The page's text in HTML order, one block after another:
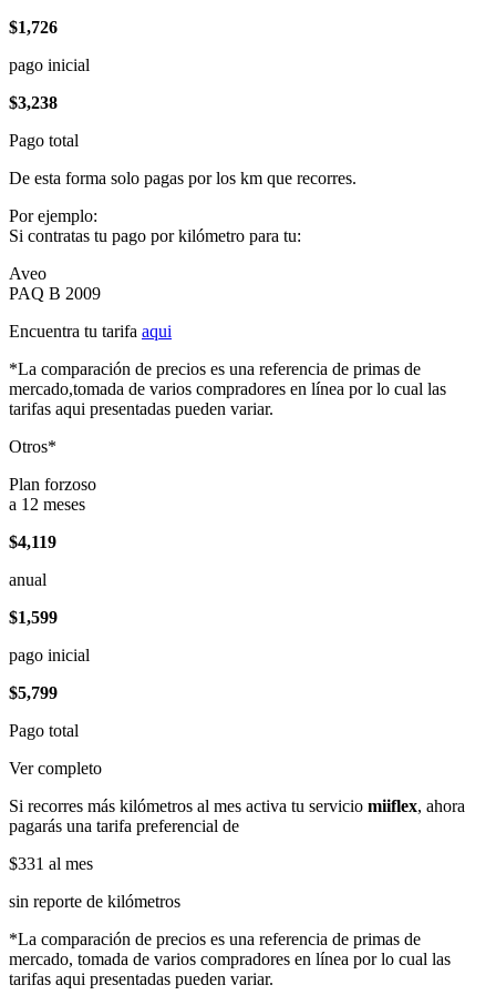
$1,726
pago inicial
$3,238
Pago total
De esta forma solo pagas por los km que recorres.
Por ejemplo:
Si contratas tu pago por kilómetro para tu:
Aveo
PAQ B 2009
Encuentra tu tarifa aqui
*La comparación de precios es una referencia de primas de
mercado,tomada de varios compradores en línea por lo cual las
tarifas aqui presentadas pueden variar.
Otros*
Plan forzoso
a 12 meses
$4,119
anual
$1,599
pago inicial
$5,799
Pago total
Ver completo
Si recorres más kilómetros al mes activa tu servicio miiflex, ahora
pagarás una tarifa preferencial de
$331 al mes
sin reporte de kilómetros
*La comparación de precios es una referencia de primas de
mercado, tomada de varios compradores en línea por lo cual las
tarifas aqui presentadas pueden variar.